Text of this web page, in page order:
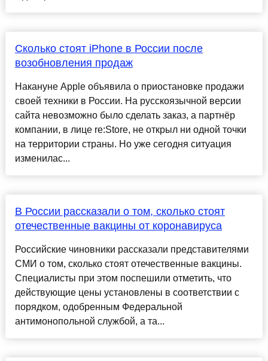
Сколько стоят iPhone в России после
возобновления продаж
Накануне Apple объявила о приостановке продажи
своей техники в России. На русскоязычной версии
сайта невозможно было сделать заказ, а партнёр
компании, в лице re:Store, не открыл ни одной точки
на территории страны. Но уже сегодня ситуация
изменилас...
В России рассказали о том, сколько стоят
отечественные вакцины от коронавируса
Российские чиновники рассказали представителями
СМИ о том, сколько стоят отечественные вакцины.
Специалисты при этом поспешили отметить, что
действующие цены установлены в соответствии с
порядком, одобренным Федеральной
антимонопольной службой, а та...